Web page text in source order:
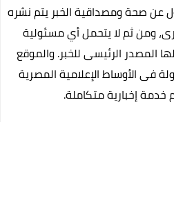
عن صحة ومصداقية الخبر يتم نشره
ومن ثم لا يتحمل أي مسئولية
المصدر الرئيسى للخبر. والموقع
فى الأوساط الإعلامية المصرية
خدمة إخبارية متكاملة.